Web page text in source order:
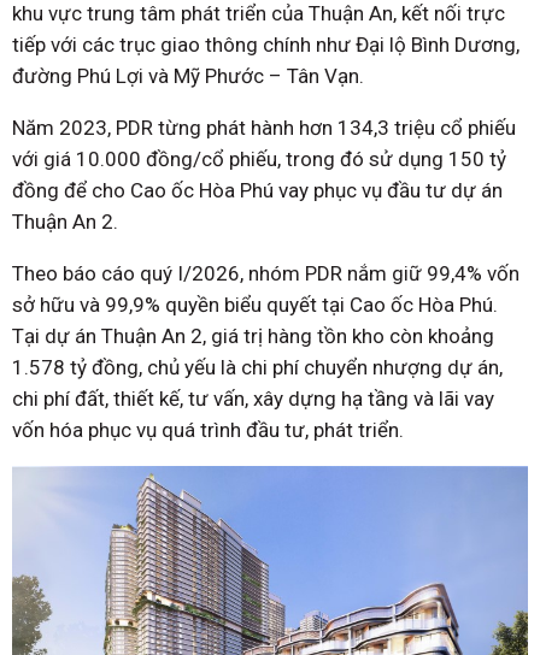
khu vực trung tâm phát triển của Thuận An, kết nối trực
tiếp với các trục giao thông chính như Đại lộ Bình Dương,
đường Phú Lợi và Mỹ Phước – Tân Vạn.
Năm 2023, PDR từng phát hành hơn 134,3 triệu cổ phiếu
với giá 10.000 đồng/cổ phiếu, trong đó sử dụng 150 tỷ
đồng để cho Cao ốc Hòa Phú vay phục vụ đầu tư dự án
Thuận An 2.
Theo báo cáo quý I/2026, nhóm PDR nắm giữ 99,4% vốn
sở hữu và 99,9% quyền biểu quyết tại Cao ốc Hòa Phú.
Tại dự án Thuận An 2, giá trị hàng tồn kho còn khoảng
1.578 tỷ đồng, chủ yếu là chi phí chuyển nhượng dự án,
chi phí đất, thiết kế, tư vấn, xây dựng hạ tầng và lãi vay
vốn hóa phục vụ quá trình đầu tư, phát triển.